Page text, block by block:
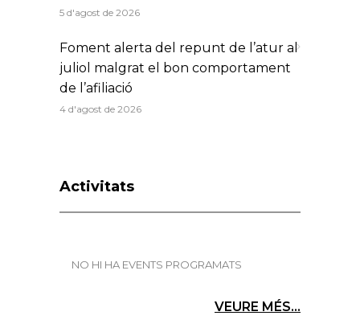
5 d'agost de 2026
Foment alerta del repunt de l’atur al
juliol malgrat el bon comportament
de l’afiliació
4 d'agost de 2026
Activitats
NO HI HA EVENTS PROGRAMATS
VEURE MÉS...